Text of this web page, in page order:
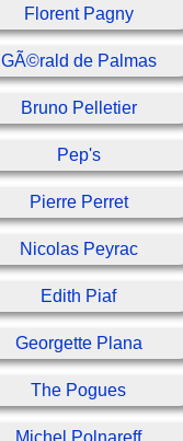
Florent Pagny
GÃ©rald de Palmas
Bruno Pelletier
Pep's
Pierre Perret
Nicolas Peyrac
Edith Piaf
Georgette Plana
The Pogues